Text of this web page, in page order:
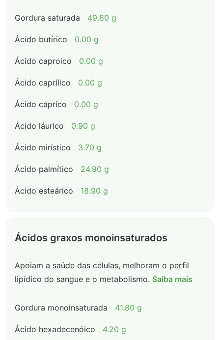
Gordura saturada 49.80 g
Ácido butírico 0.00 g
Ácido caproico 0.00 g
Ácido caprílico 0.00 g
Ácido cáprico 0.00 g
Ácido láurico 0.90 g
Ácido mirístico 3.70 g
Ácido palmítico 24.90 g
Ácido esteárico 18.90 g
Ácidos graxos monoinsaturados
Apoiam a saúde das células, melhoram o perfil
lipídico do sangue e o metabolismo. Saiba mais
Gordura monoinsaturada 41.80 g
Ácido hexadecenóico 4.20 g